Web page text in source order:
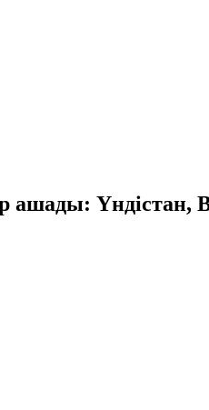
ашады: Үндістан,